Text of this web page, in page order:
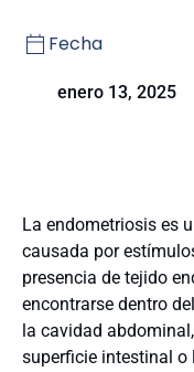
Fecha
enero 13, 2025
La endometriosis es
causada por
presencia de tejido
encontrarse dentro
la cavidad
superficie intestinal o